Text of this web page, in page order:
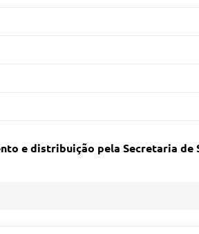
e distribuição pela Secretaria